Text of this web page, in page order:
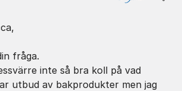
fråga.
inte så bra koll på vad
utbud av bakprodukter men jag